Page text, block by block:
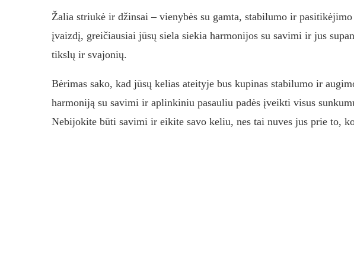
Žalia striukė ir džinsai – vienybės su gamta, stabilumo ir
įvaizdį, greičiausiai jūsų siela siekia harmonijos su savimi ir jus
tikslų ir svajonių.
Bėrimas sako, kad jūsų kelias ateityje bus kupinas stabilumo ir
harmoniją su savimi ir aplinkiniu pasauliu padės įveikti visus
Nebijokite būti savimi ir eikite savo keliu, nes tai nuves jus prie to,